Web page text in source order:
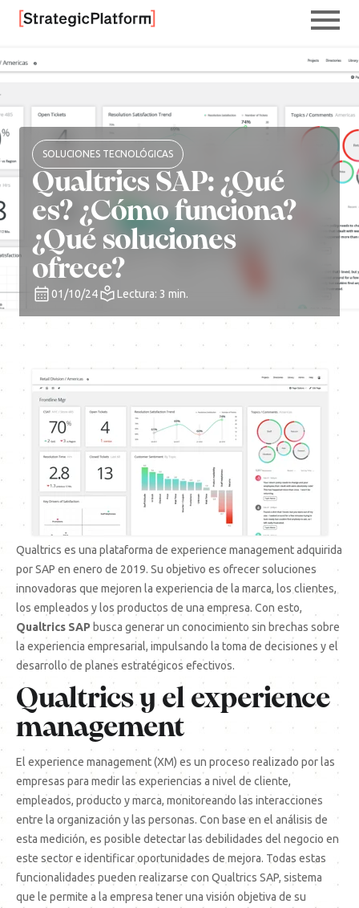
SOLUCIONES TECNOLÓGICAS
Qualtrics SAP: ¿Qué
es? ¿Cómo funciona?
¿Qué soluciones
ofrece?
01/10/24 Lectura: 3 min.
Qualtrics es una plataforma de experience management adquirida
por SAP en enero de 2019. Su objetivo es ofrecer soluciones
innovadoras que mejoren la experiencia de la marca, los clientes,
los empleados y los productos de una empresa. Con esto,
Qualtrics SAP busca generar un conocimiento sin brechas sobre
la experiencia empresarial, impulsando la toma de decisiones y el
desarrollo de planes estratégicos efectivos.
Qualtrics y el experience
management
El experience management (XM) es un proceso realizado por las
empresas para medir las experiencias a nivel de cliente,
empleados, producto y marca, monitoreando las interacciones
entre la organización y las personas. Con base en el análisis de
esta medición, es posible detectar las debilidades del negocio en
este sector e identificar oportunidades de mejora. Todas estas
funcionalidades pueden realizarse con Qualtrics SAP, sistema
que le permite a la empresa tener una visión objetiva de su